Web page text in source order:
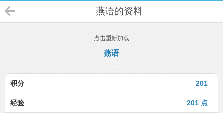
燕语的资料
点击重新加载
燕语
201
积分
201 点
经验